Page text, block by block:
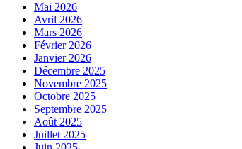
Mai 2026
Avril 2026
Mars 2026
Février 2026
Janvier 2026
Décembre 2025
Novembre 2025
Octobre 2025
Septembre 2025
Août 2025
Juillet 2025